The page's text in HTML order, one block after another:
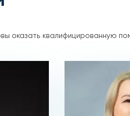
оказать квалифицированную